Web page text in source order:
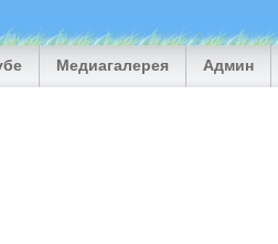
Медиагалерея Админ